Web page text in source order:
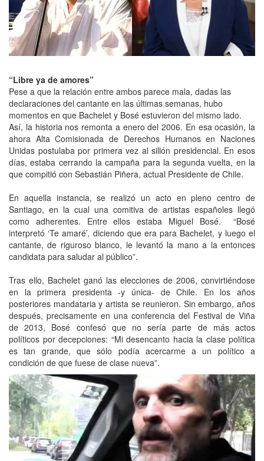
“Libre ya de amores”
Pese a que la relación entre ambos parece mala, dadas las
declaraciones del cantante en las últimas semanas, hubo
momentos en que Bachelet y Bosé estuvieron del mismo lado.
Así, la historia nos remonta a enero del 2006. En esa ocasión, la
ahora Alta Comisionada de Derechos Humanos en Naciones
Unidas postulaba por primera vez al sillón presidencial. En esos
días, estaba cerrando la campaña para la segunda vuelta, en la
que compitió con Sebastián Piñera, actual Presidente de Chile.
En aquella instancia, se realizó un acto en pleno centro de
Santiago, en la cual una comitiva de artistas españoles llegó
como adherentes. Entre ellos estaba Miguel Bosé. “Bosé
interpretó ‘Te amaré’, diciendo que era para Bachelet, y luego el
cantante, de riguroso blanco, le levantó la mano a la entonces
candidata para saludar al público”.
Tras ello, Bachelet ganó las elecciones de 2006, convirtiéndose
en la primera presidenta -y única- de Chile. En los años
posteriores mandataria y artista se reunieron. Sin embargo, años
después, precisamente en una conferencia del Festival de Viña
de 2013, Bosé confesó que no sería parte de más actos
políticos por decepciones: “Mi desencanto hacia la clase política
es tan grande, que sólo podía acercarme a un político a
condición de que fuese de clase nueva”.